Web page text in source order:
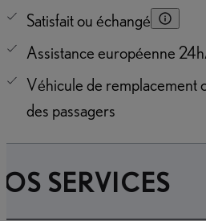
Satisfait ou échangé
Assistance européenne
Véhicule de remplacement
des passagers
SERVICES